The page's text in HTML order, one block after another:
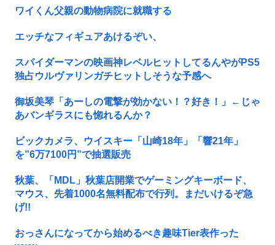
ワイくん父親の動物病院に就職する
エッチなフィギュアあけるぞい、
スパイダーマンの映画神レベルヒットしてるんやがPS5
独占ウルヴァリンガチヒットしそうな予感へ
御坂美琴「あーしの電撃が効かない！？好き！」←じゃ
あバンギラスにも惚れるんか？
ビックカメラ、ウイスキー「山崎18年」「響21年」
を”6万7100円”で抽選販売
秋葉、「MDL」秋葉店開業でゲーミングキーボード、
マウス、先着1000名無料配布で行列。まだいけるぞ急
げ!!
おっさんになってから始めるべき趣味Tier表作った